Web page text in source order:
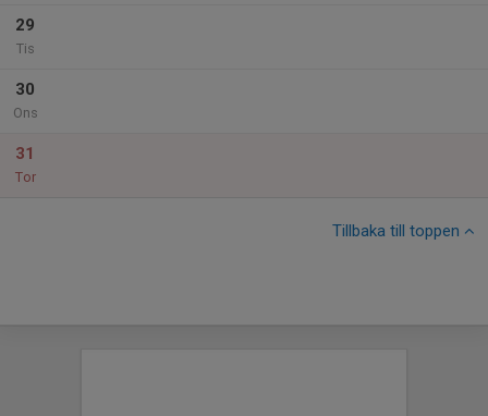
29
Tis
30
Ons
31
Tor
Tillbaka till toppen